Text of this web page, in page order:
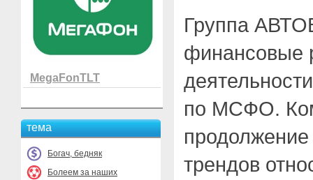
MegaFonTLT
тема
Богач, бедняк
Болеем за наших
Группа
финансовые
по МСФО.
трендов